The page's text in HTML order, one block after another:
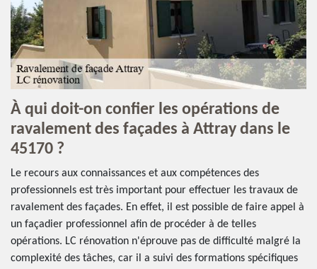
À qui doit-on confier les opérations de
ravalement des façades à Attray dans le
45170 ?
Le recours aux connaissances et aux compétences des
professionnels est très important pour effectuer les travaux de
ravalement des façades. En effet, il est possible de faire appel à
un façadier professionnel afin de procéder à de telles
opérations. LC rénovation n'éprouve pas de difficulté malgré la
complexité des tâches, car il a suivi des formations spécifiques